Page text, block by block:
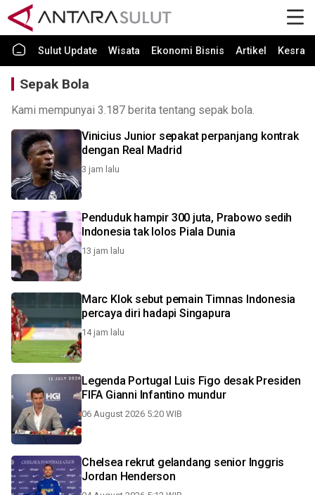
Sulut Update Wisata Ekonomi Bisnis Artikel Kesra
Sepak Bola
Kami mempunyai 3.187 berita tentang sepak bola.
Vinicius Junior sepakat perpanjang kontrak
dengan Real Madrid
3 jam lalu
Penduduk hampir 300 juta, Prabowo sedih
Indonesia tak lolos Piala Dunia
13 jam lalu
Marc Klok sebut pemain Timnas Indonesia
percaya diri hadapi Singapura
14 jam lalu
Legenda Portugal Luis Figo desak Presiden
FIFA Gianni Infantino mundur
06 August 2026 5:20 WIB
Chelsea rekrut gelandang senior Inggris
Jordan Henderson